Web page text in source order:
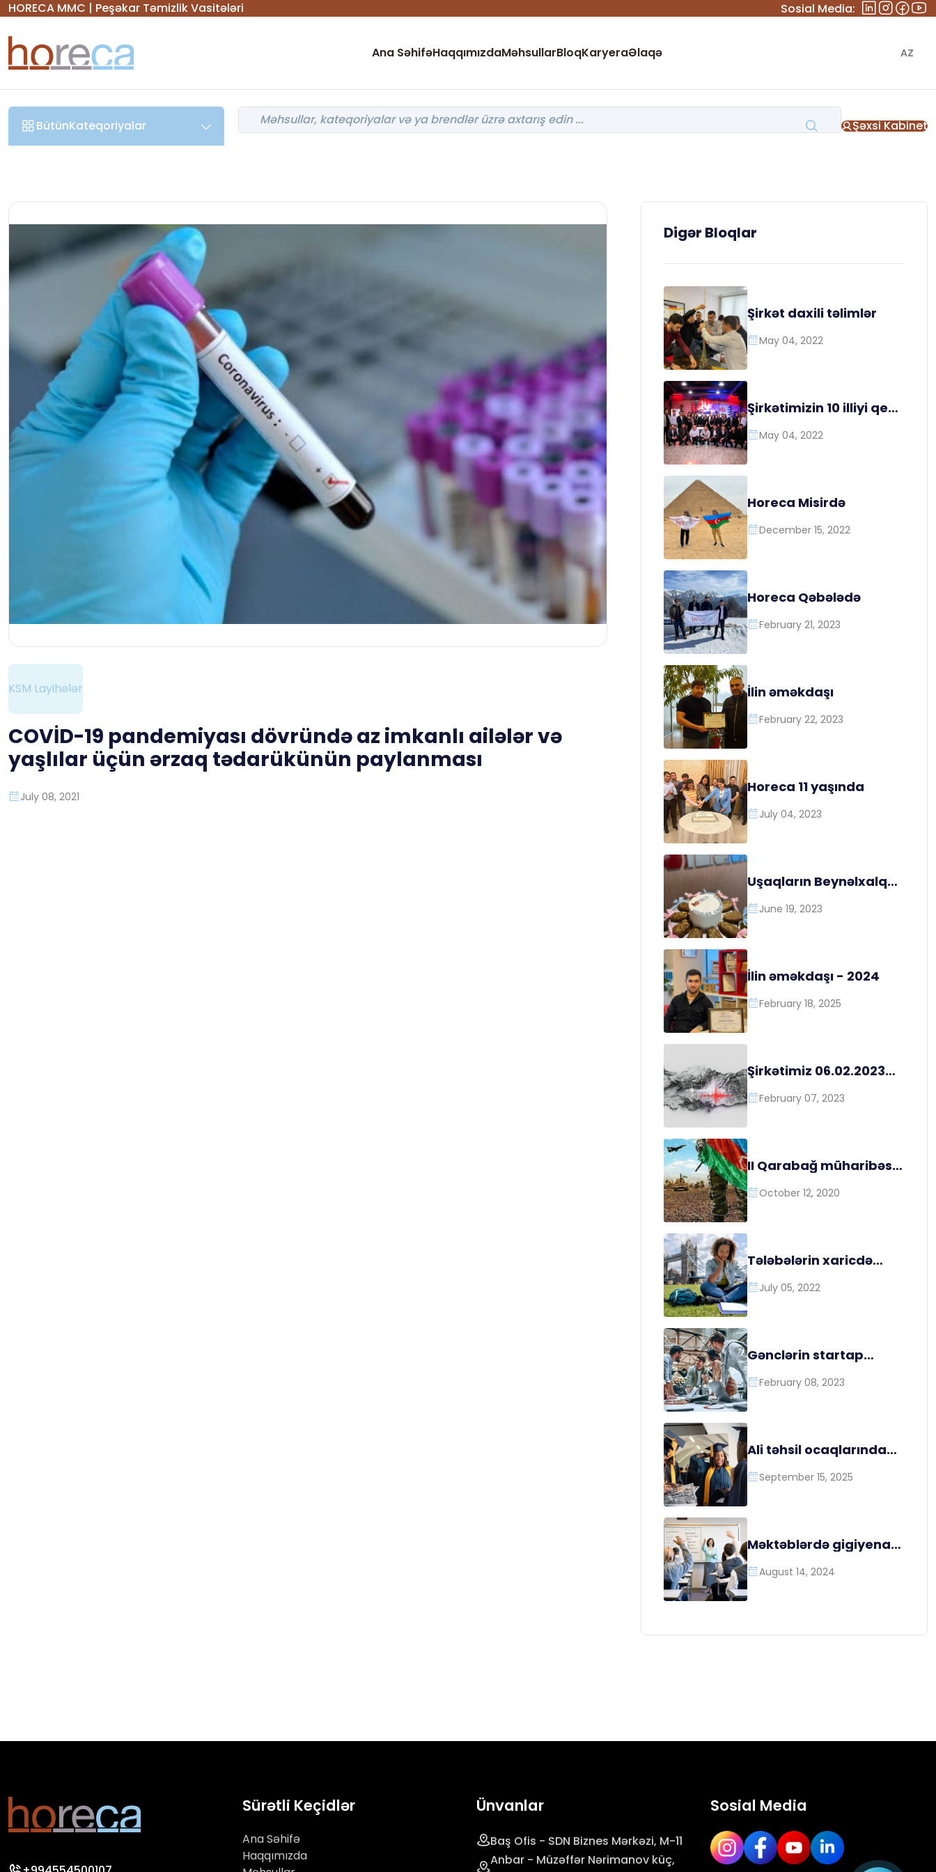
HORECA MMC | Peşəkar Təmizlik Vasitələri Sosial Media:
Ana SəhifəHaqqımızdaMəhsullarBloqKaryeraƏlaqə AZ
BütünKateqoriyalar Şəxsi Kabinet
KSM Layihələr
COVİD-19 pandemiyası dövründə az imkanlı ailələr və
yaşlılar üçün ərzaq tədarükünün paylanması
July 08, 2021
Digər Bloqlar
Şirkət daxili təlimlər
May 04, 2022
Şirkətimizin 10 illiyi qeyd
May 04, 2022
Horeca Misirdə
December 15, 2022
Horeca Qəbələdə
February 21, 2023
İlin əməkdaşı
February 22, 2023
Horeca 11 yaşında
July 04, 2023
Uşaqların Beynəlxalq
June 19, 2023
İlin əməkdaşı - 2024
February 18, 2025
Şirkətimiz 06.02.2023
yaranan təbii fəlakətə,
February 07, 2023
II Qarabağ müharibəsi
bölgəsinə mütəmadi
dəstək tədbirlərinin
keçirilməsi
October 12, 2020
Tələbələrin xaricdə
həyata keçirilməsi
July 05, 2022
Gənclərin startap
qrantların ayrılması
February 08, 2023
Ali təhsil ocaqlarından
ödənişli təqaüd
September 15, 2025
Məktəblərdə gigiyena
mövzusunda birgə
August 14, 2024
Sürətli Keçidlər
Ana Səhifə
Haqqımızda
Ünvanlar
Baş Ofis - SDN Biznes Mərkəzi, M-11
Anbar - Müzəffər Nərimanov küç,
Sosial Media